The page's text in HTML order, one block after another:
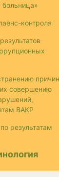
контроля
совершению
ВАКР
результатам